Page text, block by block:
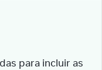
para incluir as